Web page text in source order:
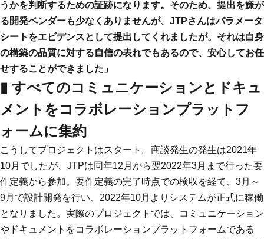
うかを判断するための証跡になります。そのため、提出を嫌が
る開発ベンダーも少なくありませんが、JTPさんはパラメータ
シートをエビデンスとして提出してくれましたが。それは自身
の構築の品質に対する自信の表れでもあるので、安心してお任
せすることができました」
▮ すべてのコミュニケーションとドキュ
メントをコラボレーションプラットフ
ォームに集約
こうしてプロジェクトはスタート。商談発生の発生は2021年
10月でしたが、JTPは同年12月から翌2022年3月まで行った要
件定義から参加。要件定義の完了時点での検収を経て、3月～
9月で設計開発を行い、2022年10月よりシステムが正式に稼働
となりました。実際のプロジェクトでは、コミュニケーション
やドキュメントをコラボレーションプラットフォームである